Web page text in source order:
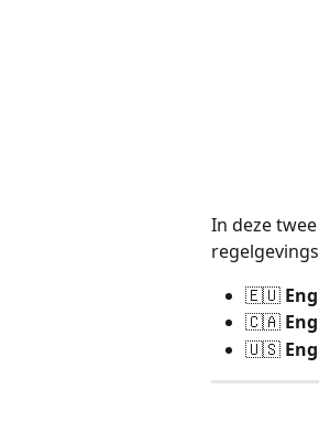
In deze
🇪🇺
🇨🇦
🇺🇸